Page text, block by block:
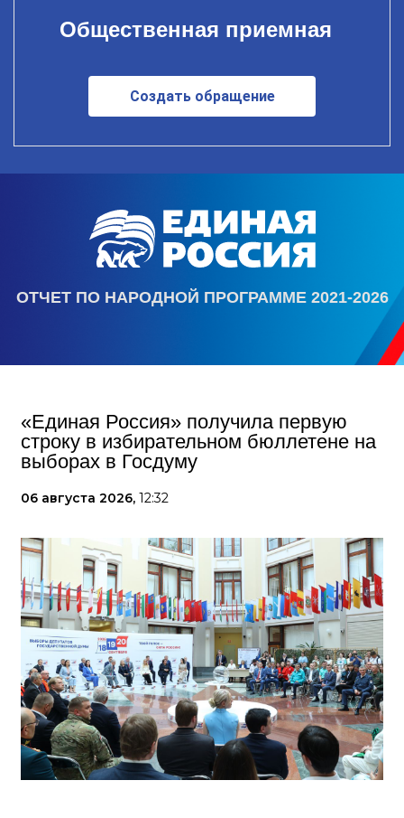
Общественная приемная
Создать обращение
ОТЧЕТ ПО НАРОДНОЙ ПРОГРАММЕ 2021-2026
«Единая Россия» получила первую
строку в избирательном бюллетене на
выборах в Госдуму
06 августа 2026, 12:32